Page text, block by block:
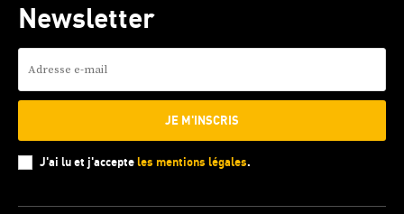
Newsletter
JE M'INSCRIS
J'ai lu et j'accepteles mentions légales.